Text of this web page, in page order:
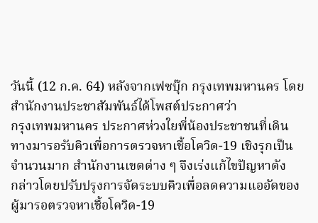
วันนี้ (12 ก.ค. 64) หลังจากเฟซบุ๊ก กรุงเทพมหานคร โดย
สำนักงานประชาสัมพันธ์ได้โพสต์ประกาศว่า
กรุงเทพมหานคร ประกาศห่วงใยพี่น้องประชาชนที่เดิน
ทางมารอรับคิวเพื่อการตรวจหาเชื้อโควิด-19 เชิงรุกเป็น
จำนวนมาก สำนักงานเขตต่าง ๆ จึงเร่งแก้ไขปัญหาดัง
กล่าวโดยปรับปรุงการจัดระบบคิวเพื่อลดความแออัดของ
ผู้มารอตรวจหาเชื้อโควิด-19